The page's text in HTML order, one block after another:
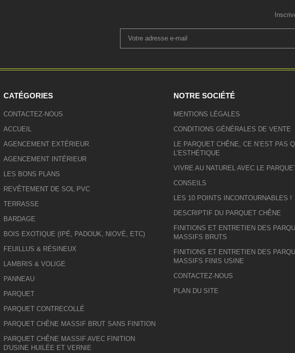
CATÉGORIES
CONTACTEZ-NOUS
ACCUEIL
AGENCEMENT EXTÉRIEUR
AGENCEMENT INTÉRIEUR
LES BONS PLANS
REVÊTEMENT DE SOL PVC
TERRASSE
BARDAGE
BOIS EXOTIQUE (IPÉ, PADOUK, NIOVÉ, ETC)
FEUILLUS & RÉSINEUX
LAMBRIS & VOLIGE
PANNEAU
PARQUET
PARQUET CONTRECOLLÉ
PARQUET CHÊNE MASSIF BRUT SANS FINITION
PARQUET CHÊNE MASSIF AVEC FINITION
D'USINE HUILÉE ET VERNIE
NOTRE SOCIÉTÉ
MENTIONS LÉGALES
CONDITIONS GÉNÉRALES DE VENTE
LE PARQUET CHÊNE, CE N’EST PAS
L’ESTHÉTIQUE
VIVRE AU NATUREL AVEC LE
CONSEILS
LES 10 POINTS INCONTOURNABLES !
DESCRIPTIF DU PARQUET CHÊNE
FINITIONS ET ENTRETIEN DES
MASSIFS BRUTS
FINITIONS ET ENTRETIEN DES
MASSIFS FINIS USINE
CONTACTEZ-NOUS
PLAN DU SITE